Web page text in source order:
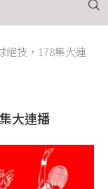
絕技，178集大連
大連播